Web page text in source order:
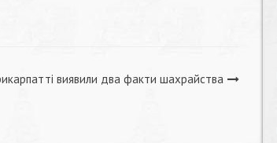
виявили два факти шахрайства